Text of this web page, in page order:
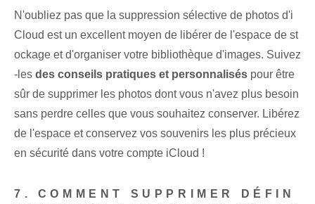
N'oubliez pas que la suppression sélective de photos d'i
Cloud est un excellent moyen de libérer de l'espace de st
ockage et d'organiser votre bibliothèque d'images. Suivez
-les des conseils pratiques et personnalisés pour être
sûr de supprimer les photos dont vous n'avez plus besoin
sans perdre celles que vous souhaitez conserver. Libérez
de l'espace et conservez vos souvenirs les plus précieux
en sécurité dans votre compte iCloud !
7. COMMENT SUPPRIMER DÉFIN